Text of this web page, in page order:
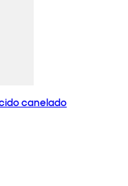
canelado